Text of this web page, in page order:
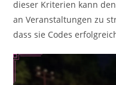
dieser Kriterien kann
an Veranstaltungen zu
dass sie Codes